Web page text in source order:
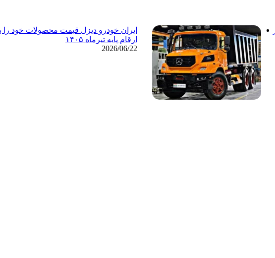
ایران خودرو دیزل قیمت محصولات خود را
ارقام پایه تیرماه ۱۴۰۵
2026/06/22